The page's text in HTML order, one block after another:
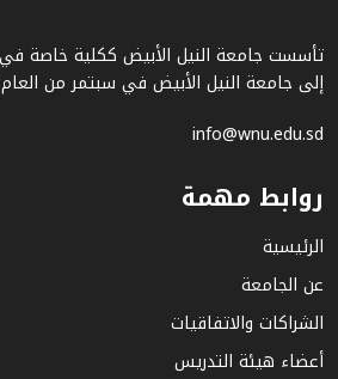
إلى جامعة النيل الأبيض في سبتمر من العام 2017م.
info@wnu.edu.sd
روابط مهمة
الرئيسية
عن الجامعة
الشراكات والاتفاقيات
أعضاء هيئة التدريس